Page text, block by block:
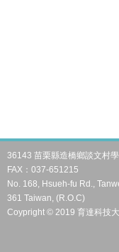
36143 苗栗縣造橋鄉談文村
FAX：037-651215
No. 168, Hsueh-fu Rd.,
361 Taiwan, (R.O.C)
Coypright © 2019 育達科技